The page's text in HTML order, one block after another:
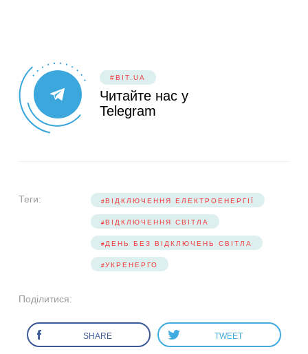
#BIT.UA
Читайте нас у
Telegram
Теги: ВІДКЛЮЧЕННЯ ЕЛЕКТРОЕНЕРГІЇ
ВІДКЛЮЧЕННЯ СВІТЛА
ДЕНЬ БЕЗ ВІДКЛЮЧЕНЬ СВІТЛА
УКРЕНЕРГО
Поділитися:
SHARE TWEET